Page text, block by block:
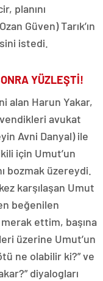
planını
Güven) Tarık’ın
istedi.
YÜZLEŞTİ!
alan Harun Yakar,
avukat
Avni Danyal) ile
için Umut’un
bozmak üzereydi.
karşılaşan Umut
beğenilen
ettim, başına
üzerine Umut’un
ne olabilir ki?” ve
diyalogları